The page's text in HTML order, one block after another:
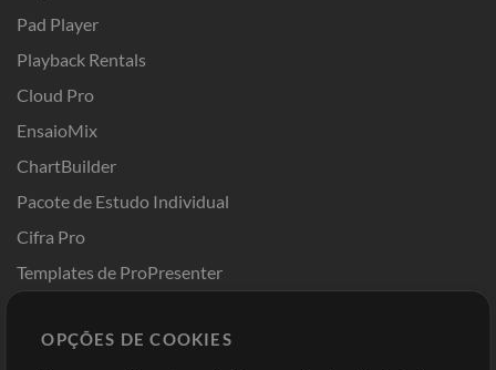
Pad Player
Playback Rentals
Cloud Pro
EnsaioMix
ChartBuilder
Pacote de Estudo Individual
Cifra Pro
Templates de ProPresenter
OPÇÕES DE COOKIES